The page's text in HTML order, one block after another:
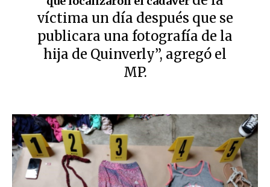
víctima un día después que se
publicara una fotografía de la
hija de Quinverly”, agregó el
MP.